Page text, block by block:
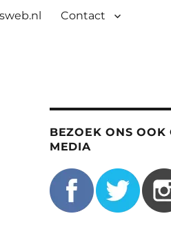
Contact
BEZOEK ONS OOK
MEDIA